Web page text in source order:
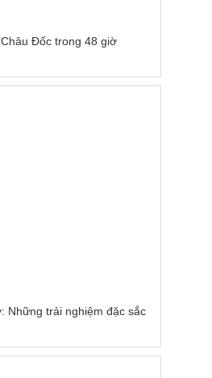
Đốc trong 48 giờ
Những trải nghiệm đặc sắc